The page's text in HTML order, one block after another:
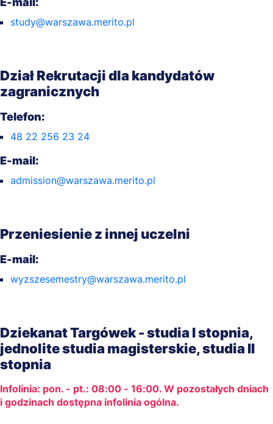
study@warszawa.merito.pl
Dział Rekrutacji dla kandydatów
zagranicznych
Telefon:
48 22 256 23 24
E-mail:
admission@warszawa.merito.pl
Przeniesienie z innej uczelni
E-mail:
wyzszesemestry@warszawa.merito.pl
Dziekanat Targówek - studia I stopnia,
jednolite studia magisterskie, studia II
stopnia
Infolinia: pon. - pt.: 08:00 - 16:00. W pozostałych dniach
i godzinach dostępna infolinia ogólna.